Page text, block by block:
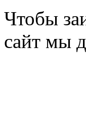
Чтобы
сайт мы